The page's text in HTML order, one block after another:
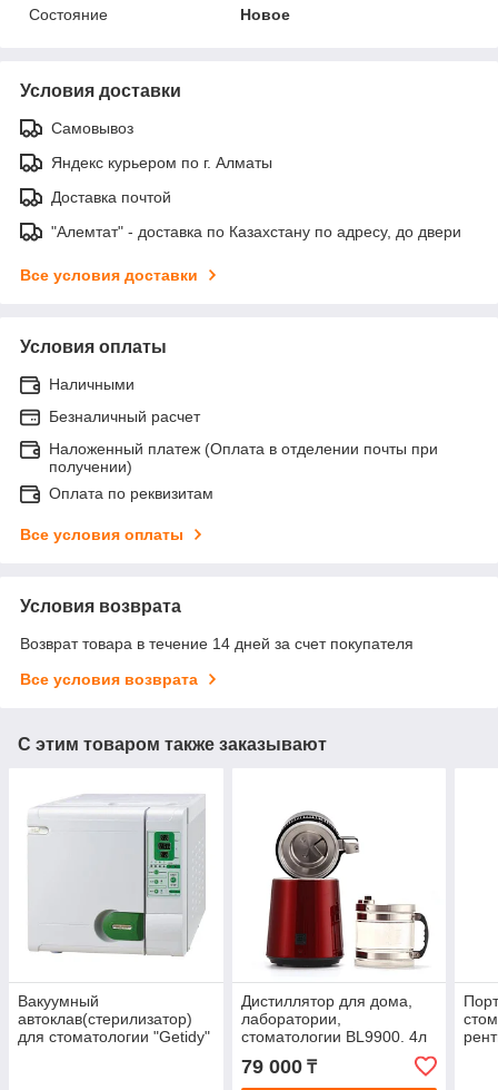
Состояние Новое
Условия доставки
Самовывоз
Яндекс курьером по г. Алматы
Доставка почтой
"Алемтат" - доставка по Казахстану по адресу, до двери
Все условия доставки
Условия оплаты
Наличными
Безналичный расчет
Наложенный платеж (Оплата в отделении почты при
получении)
Оплата по реквизитам
Все условия оплаты
Условия возврата
Возврат товара в течение 14 дней за счет покупателя
Все условия возврата
С этим товаром также заказывают
Вакуумный
автоклав(стерилизатор)
для стоматологии "Getidy"
Дистиллятор для дома,
лаборатории,
стоматологии BL9900. 4л
79 000₸